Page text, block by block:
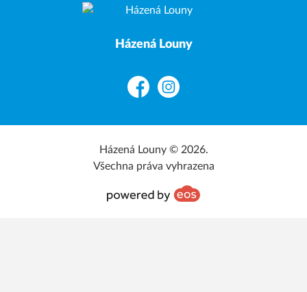
Házená Louny
FacebookInstagram
Házená Louny © 2026.
Všechna práva vyhrazena